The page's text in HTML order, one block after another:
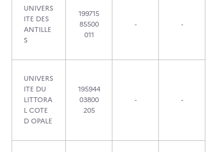
UNIVERS
ITE DES
ANTILLE
S
199715
85500
011
- -
UNIVERS
ITE DU
LITTORA
L COTE
D OPALE
195944
03800
205
- -